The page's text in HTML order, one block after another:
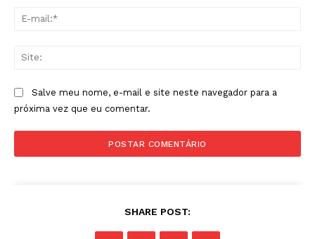
Salve meu nome, e-mail e site neste navegador para a
próxima vez que eu comentar.
SHARE POST: